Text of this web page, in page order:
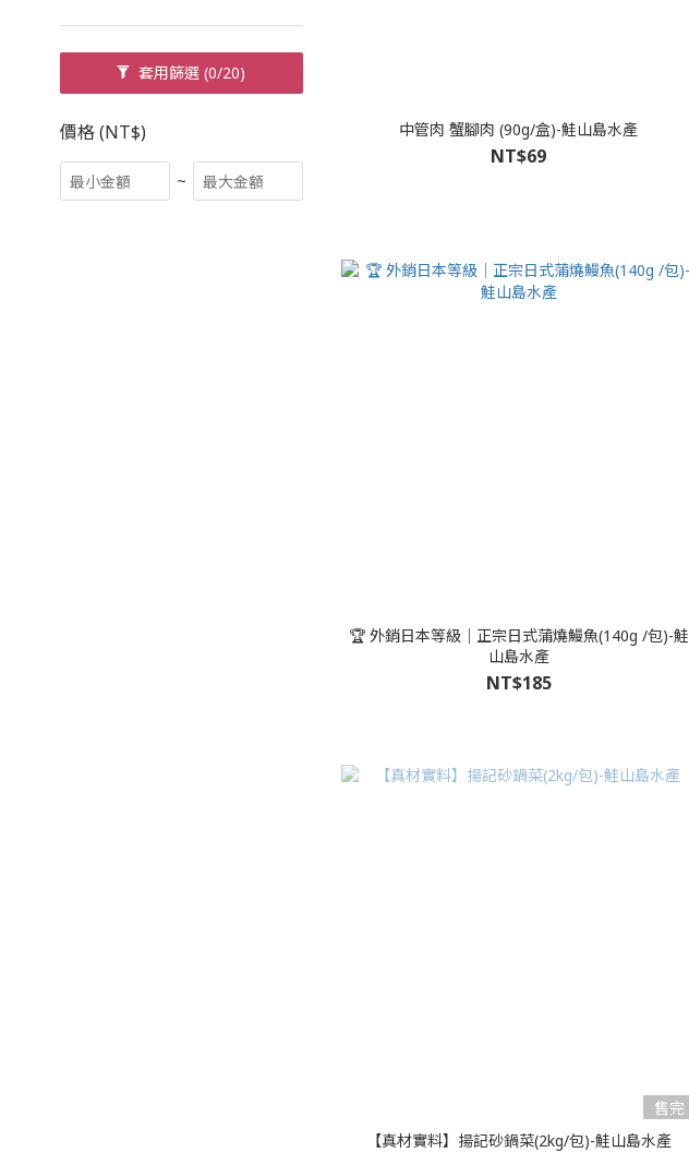
套用篩選(0/20)
價格 (NT$)
~
中管肉 蟹腳肉 (90g/盒)-鮭山島水產
NT$69
🏆 外銷日本等級｜正宗日式蒲燒鰻魚(140g /包)-鮭
山島水產
NT$185
售完
【真材實料】揚記砂鍋菜(2kg/包)-鮭山島水產